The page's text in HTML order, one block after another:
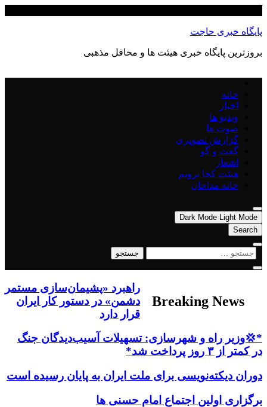
content
پایگاه خبری حاجت
بروزترین پایگاه‌ خبری هیئت ها و محافل مذهبی
خانه
اخبار
ویدیو ها
صوت ها
گزارش تصویری
گفت و گو
اشعار
هیئت کجا برویم
خانه مداحان
Dark Mode Light Mode
Search
جستجو
Breaking News
راهبرد «پشیمان‌سازی مستمر
دشمن» در دستور کار ایران
قرار دارد
*💢وزیر راه و شهرسازی: تسهیلات آسیب‌دیدگان جنگ
در کمتر از ۳ روز پرداخت شد*
دوران دیکته‌نویسی برای ملت ایران به پایان رسیده است
برگزاری اولین اجتماع امام حسنی ها